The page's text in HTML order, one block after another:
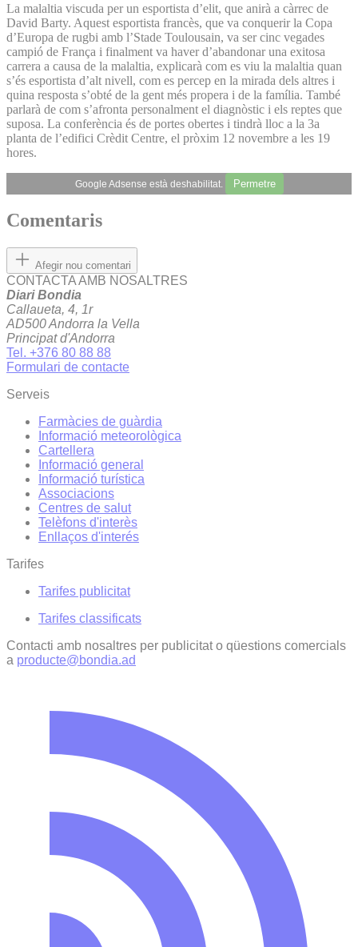
La malaltia viscuda per un esportista d’elit, que anirà a càrrec de
David Barty. Aquest esportista francès, que va conquerir la Copa
d’Europa de rugbi amb l’Stade Toulousain, va ser cinc vegades
campió de França i finalment va haver d’abandonar una exitosa
carrera a causa de la malaltia, explicarà com es viu la malaltia quan
s’és esportista d’alt nivell, com es percep en la mirada dels altres i
quina resposta s’obté de la gent més propera i de la família. També
parlarà de com s’afronta personalment el diagnòstic i els reptes que
suposa. La conferència és de portes obertes i tindrà lloc a la 3a
planta de l’edifici Crèdit Centre, el pròxim 12 novembre a les 19
hores.
Google Adsense està deshabilitat. Permetre
Comentaris
Afegir nou comentari
CONTACTA AMB NOSALTRES
Diari Bondia
Callaueta, 4, 1r
AD500 Andorra la Vella
Principat d'Andorra
Tel. +376 80 88 88
Formulari de contacte
Serveis
Farmàcies de guàrdia
Informació meteorològica
Cartellera
Informació general
Informació turística
Associacions
Centres de salut
Telèfons d'interès
Enllaços d'interés
Tarifes
Tarifes publicitat
Tarifes classificats
Contacti amb nosaltres per publicitat o qüestions comercials
a producte@bondia.ad